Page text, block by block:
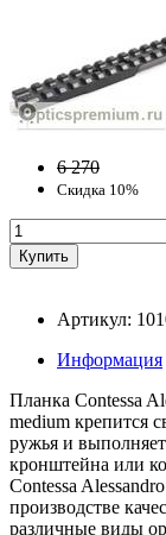
6 270
Скидка 10%
Артикул:
Информация
Планка Contessa
medium крепится
ружья и
кронштейна или
Contessa
производстве
различные виды